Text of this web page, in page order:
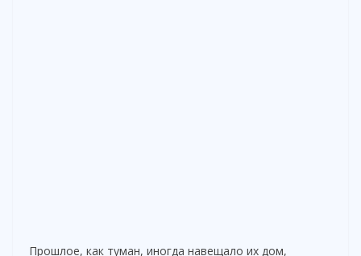
Прошлое, как туман, иногда навещало их дом,